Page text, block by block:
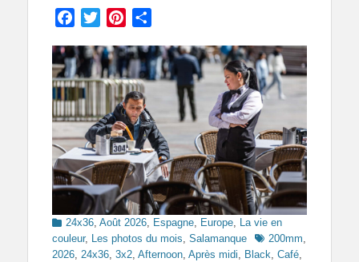
Facebook
TwitterPinterest
Categories
24x36, Août 2026, Espagne, Europe, La vie en
couleur, Les photos du mois, Salamanque Tags200mm,
2026, 24x36, 3x2, Afternoon, Après midi, Black, Café,